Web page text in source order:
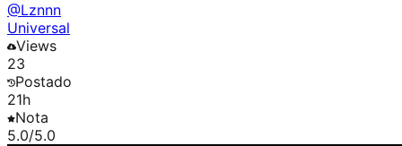
@Lznnn
Universal
Views
23
Postado
21h
Nota
5.0/5.0